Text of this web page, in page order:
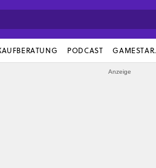
PODCAST